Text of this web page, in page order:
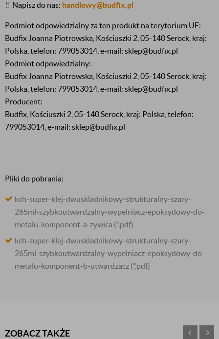
‼️ Napisz do nas: handlowy@budfix.pl
Podmiot odpowiedzialny za ten produkt na terytorium UE:
Budfix Joanna Piotrowska, Kościuszki 2, 05-140 Serock, kraj:
Polska, telefon: 799053014, e-mail: sklep@budfix.pl
Podmiot odpowiedzialny:
Budfix Joanna Piotrowska, Kościuszki 2, 05-140 Serock, kraj:
Polska, telefon: 799053014, e-mail: sklep@budfix.pl
Producent:
Budfix, Kościuszki 2, 05-140 Serock, kraj: Polska, telefon:
799053014, e-mail: sklep@budfix.pl
Pliki do pobrania:
kch-super-klej-dwuskladnikowy-strukturalny-szary-
265ml-szybkoutwardzalny-wypelniacz-epoksydowy-do-
metalu-komponent-a-zywica (*.pdf)
kch-super-klej-dwuskladnikowy-strukturalny-szary-
265ml-szybkoutwardzalny-wypelniacz-epoksydowy-do-
metalu-komponent-b-utwardzacz (*.pdf)
ZOBACZ TAKŻE